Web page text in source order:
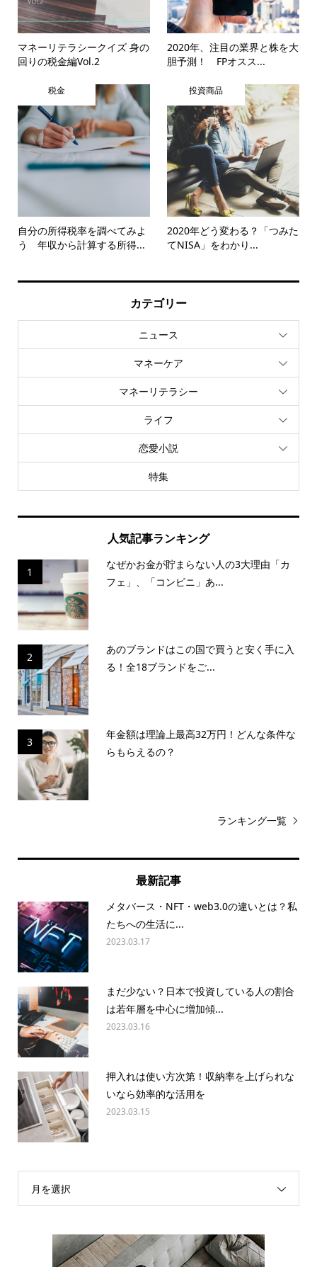
マネーリテラシークイズ 身の
回りの税金編Vol.2
2020年、注目の業界と株を大
胆予測！ FPオスス...
税金
自分の所得税率を調べてみよ
う 年収から計算する所得...
投資商品
2020年どう変わる？「つみた
てNISA」をわかり...
カテゴリー
ニュース
マネーケア
マネーリテラシー
ライフ
恋愛小説
特集
人気記事ランキング
1
なぜかお金が貯まらない人の3大理由「カ
フェ」、「コンビニ」あ...
2
あのブランドはこの国で買うと安く手に入
る！全18ブランドをご...
3
年金額は理論上最高32万円！どんな条件な
らもらえるの？
ランキング一覧
最新記事
メタバース・NFT・web3.0の違いとは？私
たちへの生活に...
2023.03.17
まだ少ない？日本で投資している人の割合
は若年層を中心に増加傾...
2023.03.16
押入れは使い方次第！収納率を上げられな
いなら効率的な活用を
2023.03.15
月を選択